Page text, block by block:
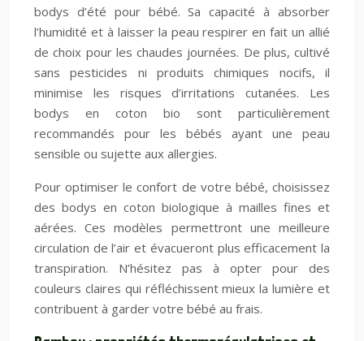
bodys d’été pour bébé. Sa capacité à absorber
l’humidité et à laisser la peau respirer en fait un allié
de choix pour les chaudes journées. De plus, cultivé
sans pesticides ni produits chimiques nocifs, il
minimise les risques d’irritations cutanées. Les
bodys en coton bio sont particulièrement
recommandés pour les bébés ayant une peau
sensible ou sujette aux allergies.
Pour optimiser le confort de votre bébé, choisissez
des bodys en coton biologique à mailles fines et
aérées. Ces modèles permettront une meilleure
circulation de l’air et évacueront plus efficacement la
transpiration. N’hésitez pas à opter pour des
couleurs claires qui réfléchissent mieux la lumière et
contribuent à garder votre bébé au frais.